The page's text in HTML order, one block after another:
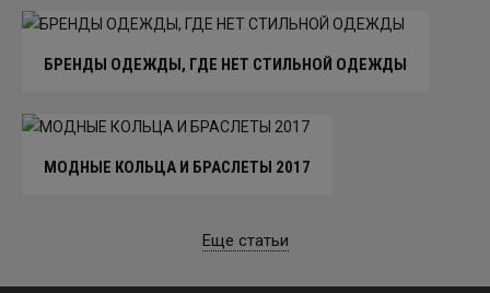
БРЕНДЫ ОДЕЖДЫ, ГДЕ НЕТ СТИЛЬНОЙ ОДЕЖДЫ
МОДНЫЕ КОЛЬЦА И БРАСЛЕТЫ 2017
Еще статьи